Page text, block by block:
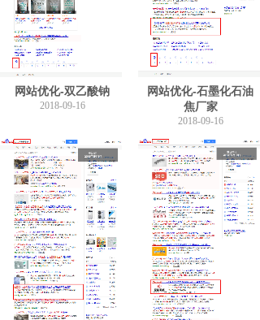
网站优化-双乙酸钠
2018-09-16
网站优化-石墨化石油
焦厂家
2018-09-16